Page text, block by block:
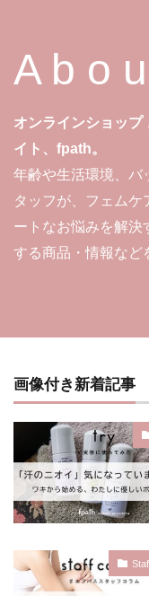
A b o
オンラインショップ
イト、fpath。
年齢や生活環境、バ
タッフが、フェムケ
ートなお悩みを解決
する商品・情報など
画像付き新着記事